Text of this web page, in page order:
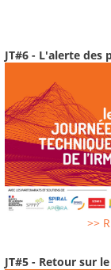
JT#6 - L'alerte des
>>
JT#5 - Retour sur